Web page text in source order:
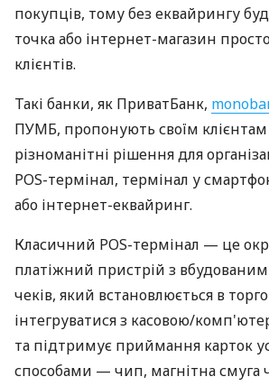
покупців, тому без еквайрингу
точка або інтернет-магазин
клієнтів.
Такі банки, як ПриватБанк,
ПУМБ, пропонують своїм клієнтам
різноманітні рішення для
POS-термінал, термінал у
або інтернет-еквайринг.
Класичний POS-термінал — це
платіжний пристрій з
чеків, який встановлюється в
інтегруватися з касовою/
та підтримує приймання карток
способами — чип, магнітна смуга